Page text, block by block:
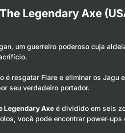
Legendary Axe
um guerreiro poderoso cuja
é resgatar Flare e eliminar os Jagu
seu verdadeiro portador.
Legendary Axe é dividido em seis
você pode encontrar power-